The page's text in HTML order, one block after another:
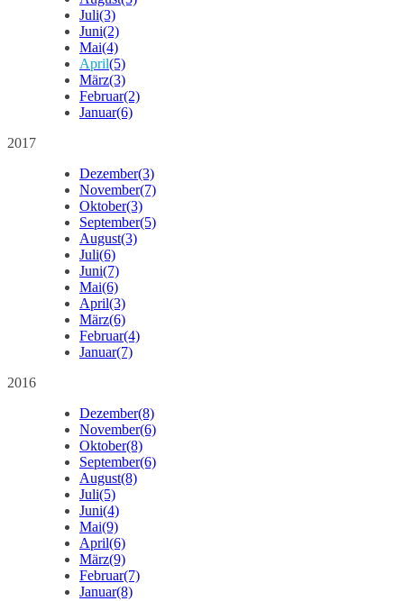
Juli(3)
Juni(2)
Mai(4)
April(5)
März(3)
Februar(2)
Januar(6)
2017
Dezember(3)
November(7)
Oktober(3)
September(5)
August(3)
Juli(6)
Juni(7)
Mai(6)
April(3)
März(6)
Februar(4)
Januar(7)
2016
Dezember(8)
November(6)
Oktober(8)
September(6)
August(8)
Juli(5)
Juni(4)
Mai(9)
April(6)
März(9)
Februar(7)
Januar(8)